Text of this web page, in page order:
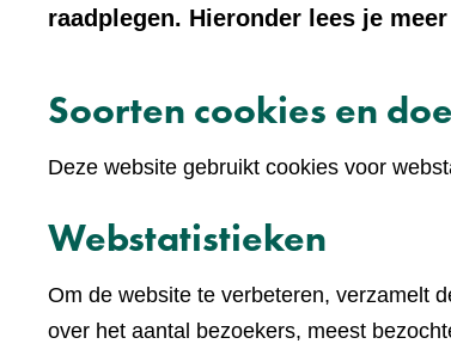
raadplegen. Hieronder lees je
Soorten cookies en
Deze website gebruikt cookies voor
Webstatistieken
Om de website te verbeteren, verzamelt
over het aantal bezoekers, meest